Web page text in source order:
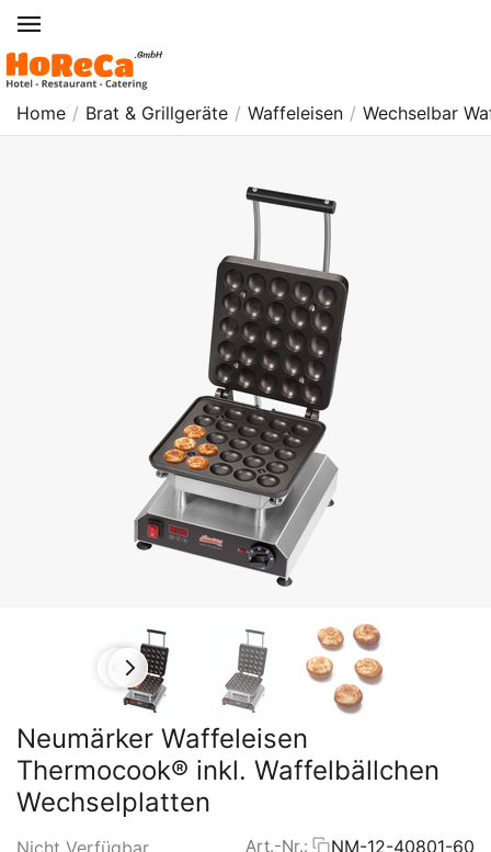
Home / Brat & Grillgeräte / Waffeleisen / Wechselbar
Neumärker Waffeleisen
Thermocook® inkl. Waffelbällchen
Wechselplatten
Nicht Verfügbar Art.-Nr.: NM-12-40801-60